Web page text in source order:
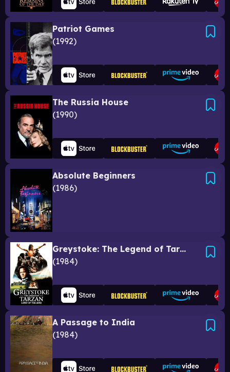
Patriot Games
1992
The Russia House
1990
Absolute Beginners
1986
Greystoke: The Legend of Tarzan, Lord of the Apes
1984
A Passage to India
1984